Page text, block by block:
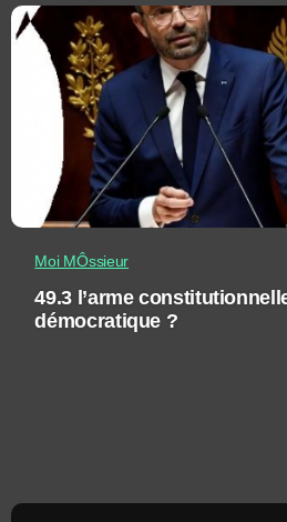
Moi MÔssieur
49.3 l’arme
démocratique ?